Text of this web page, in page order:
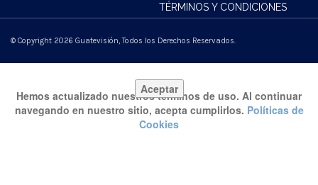
TÉRMINOS Y CONDICIONES
© Copyright 2026 Guatevisión, Todos los Derechos Reservados.
Hemos actualizado nuestros términos de uso. Al continuar
navegando en nuestro sitio, acepta cumplirlos. Políticas de
Cookies